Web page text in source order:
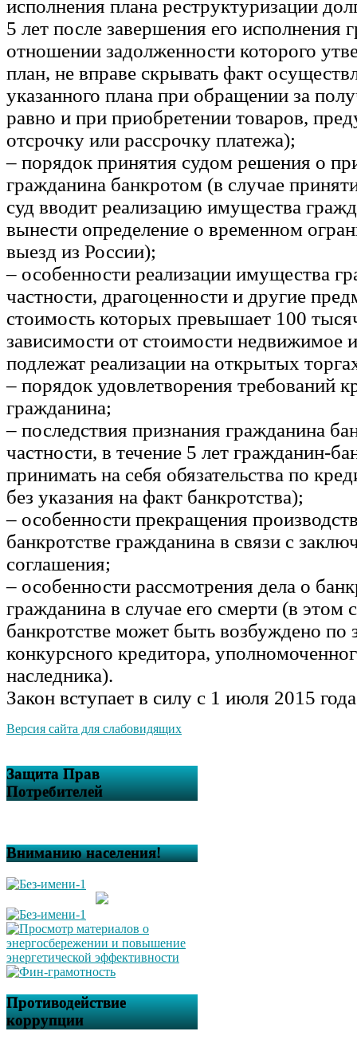
исполнения плана реструктуризации
5 лет после завершения его исполнения
отношении задолженности которого
план, не вправе скрывать факт
указанного плана при обращении за
равно и при приобретении товаров,
отсрочку или рассрочку платежа);
– порядок принятия судом решения о
гражданина банкротом (в случае
суд вводит реализацию имущества
вынести определение о временном
выезд из России);
– особенности реализации имущества
частности, драгоценности и другие
стоимость которых превышает 100
зависимости от стоимости недвижимое
подлежат реализации на открытых
– порядок удовлетворения требований
гражданина;
– последствия признания гражданина
частности, в течение 5 лет гражданин-
принимать на себя обязательства по
без указания на факт банкротства);
– особенности прекращения
банкротстве гражданина в связи с
соглашения;
– особенности рассмотрения дела о
гражданина в случае его смерти (в этом
банкротстве может быть возбуждено по
конкурсного кредитора,
наследника).
Закон вступает в силу с 1 июля 2015
Версия сайта для слабовидящих
Защита Прав
Потребителей
Вниманию населения!
Противодействие
коррупции